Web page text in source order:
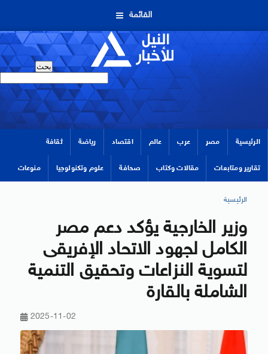
القائمة
الرئيسية مصر عرب عالم اقتصاد رياضة ثقافة
تقارير ومتابعات مقالات وكتاب صحافة علوم وتكنولوجيا منوعات
الرئيسية
وزير الخارجية يؤكد دعم مصر
الكامل لجهود الاتحاد الإفريقى
لتسوية النزاعات وتحقيق التنمية
الشاملة بالقارة
2025-11-02